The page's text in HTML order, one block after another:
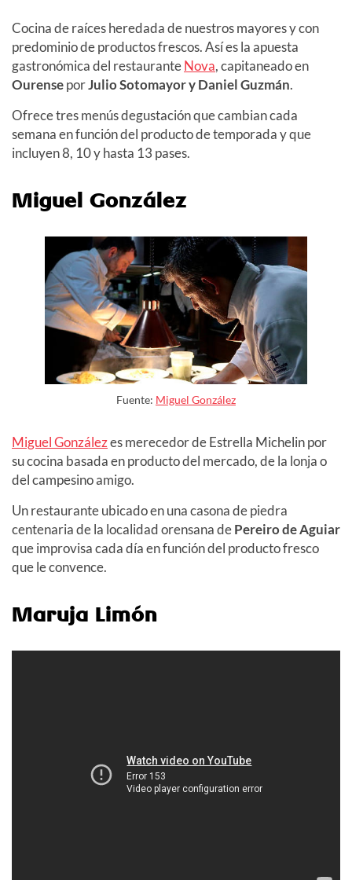
Cocina de raíces heredada de nuestros mayores y con
predominio de productos frescos. Así es la apuesta
gastronómica del restauranteNova, capitaneado en
OurenseporJulio Sotomayor y Daniel Guzmán.
Ofrece tres menús degustación que cambian cada
semana en función del producto de temporada y que
incluyen 8, 10 y hasta 13 pases.
Miguel González
Fuente: Miguel González
Miguel Gonzálezes merecedor de Estrella Michelin por
su cocina basada en producto del mercado, de la lonja o
del campesino amigo.
Un restaurante ubicado en una casona de piedra
centenaria de la localidad orensana dePereiro de Aguiar
que improvisa cada día en función del producto fresco
que le convence.
Maruja Limón